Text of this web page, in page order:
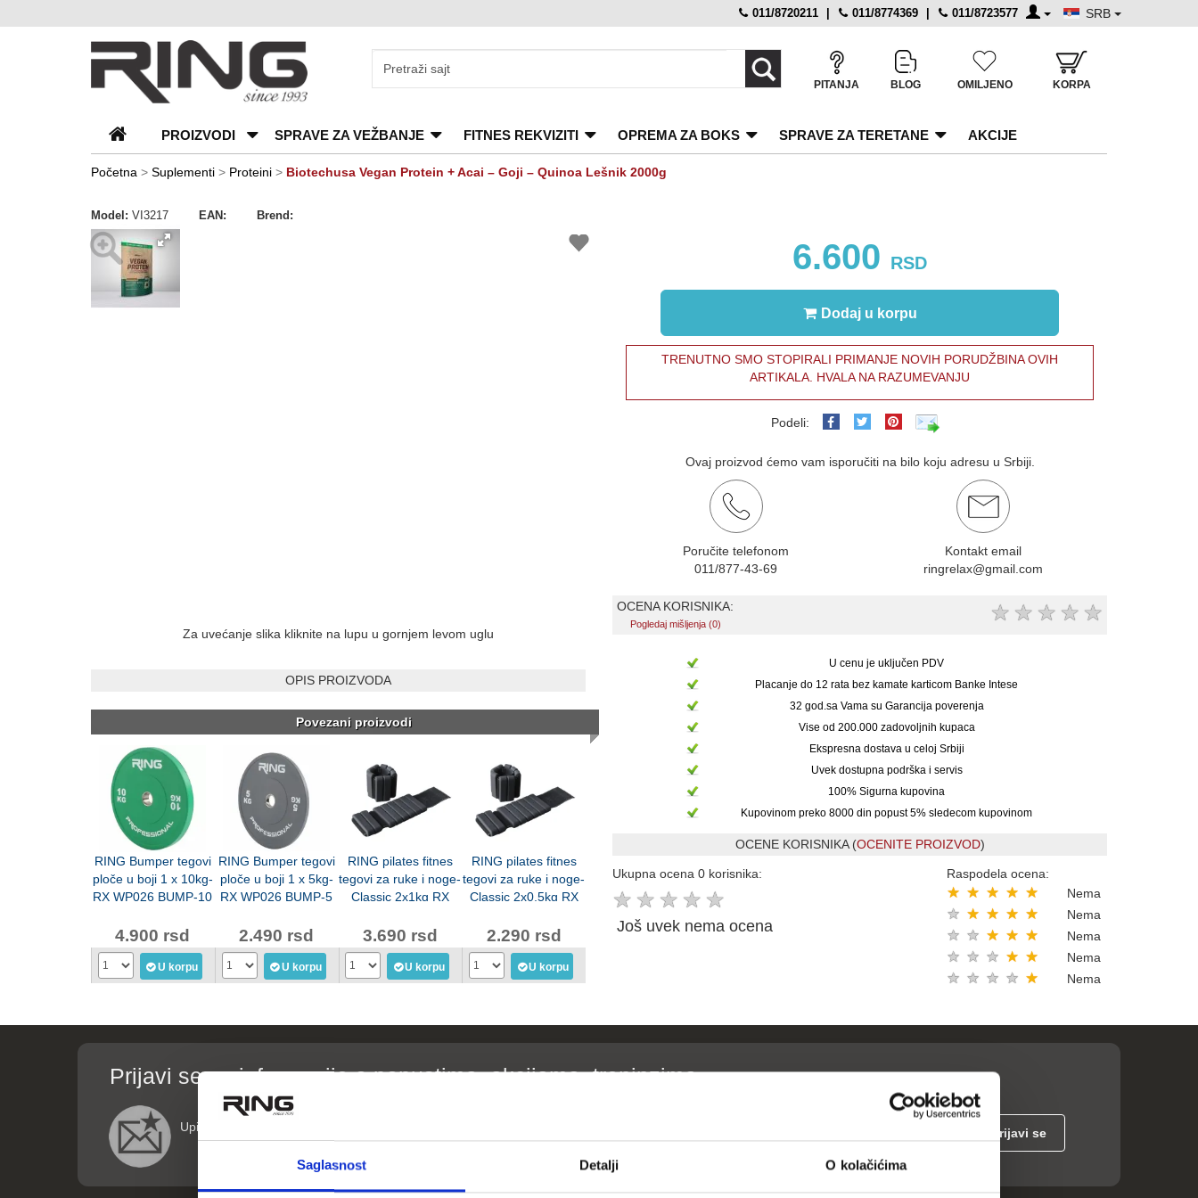
Saglasnost Detalji O kolačićima
O
nama
Katalozi
Kontakt
Blog
Česta
pitanja
011/8720211 | 011/8774369 | 011/8723577 SRB
PITANJA BLOG OMILJENO KORPA
PROIZVODI SPRAVE ZA VEŽBANJE FITNES REKVIZITI OPREMA ZA BOKS SPRAVE ZA TERETANE AKCIJE
Početna > Suplementi > Proteini > Biotechusa Vegan Protein + Acai – Goji – Quinoa Lešnik 2000g
Model: VI3217 EAN: Brend:
Za uvećanje slika kliknite na lupu u gornjem levom uglu
OPIS PROIZVODA
Povezani proizvodi
RING Bumper tegovi
ploče u boji 1 x 10kg-
RX WP026 BUMP-10
4.900 rsd
U korpu
RING Bumper tegovi
ploče u boji 1 x 5kg-
RX WP026 BUMP-5
2.490 rsd
U korpu
RING pilates fitnes
tegovi za ruke i noge-
Classic 2x1kg RX
3.690 rsd
U korpu
RING pilates fitnes
tegovi za ruke i noge-
Classic 2x0,5kg RX
2.290 rsd
U korpu
6.600 RSD
Dodaj u korpu
TRENUTNO SMO STOPIRALI PRIMANJE NOVIH PORUDŽBINA OVIH
ARTIKALA. HVALA NA RAZUMEVANJU
Podeli:
Ovaj proizvod ćemo vam isporučiti na bilo koju adresu u Srbiji.
Poručite telefonom
011/877-43-69
Kontakt email
ringrelax@gmail.com
OCENA KORISNIKA:
Pogledaj mišljenja (0) ★ ★ ★ ★ ★
U cenu je uključen PDV
Placanje do 12 rata bez kamate karticom Banke Intese
32 god.sa Vama su Garancija poverenja
Vise od 200.000 zadovoljnih kupaca
Ekspresna dostava u celoj Srbiji
Uvek dostupna podrška i servis
100% Sigurna kupovina
Kupovinom preko 8000 din popust 5% sledecom kupovinom
OCENE KORISNIKA (OCENITE PROIZVOD)
Ukupna ocena 0 korisnika:
★ ★ ★ ★ ★
Još uvek nema ocena
Raspodela ocena:
★
★
★
★
★ Nema
★
★
★
★
★ Nema
★
★
★
★
★ Nema
★
★
★
★
★ Nema
★
★
★
★
★ Nema
Prijavi se za informacije o popustima, akcijama, treninzima
Upišite vaše podatke (ime i email adresu)